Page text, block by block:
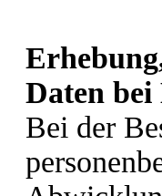
Daten bei
Bei der